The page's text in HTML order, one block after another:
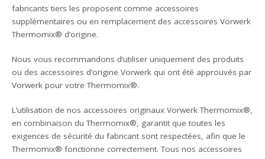
fabricants tiers les proposent comme accessoires
supplémentaires ou en remplacement des accessoires Vorwerk
Thermomix® d’origine.
Nous vous recommandons d’utiliser uniquement des produits
ou des accessoires d’origine Vorwerk qui ont été approuvés par
Vorwerk pour votre Thermomix®.
L’utilisation de nos accessoires originaux Vorwerk Thermomix®,
en combinaison du Thermomix®, garantit que toutes les
exigences de sécurité du fabricant sont respectées, afin que le
Thermomix® fonctionne correctement. Tous nos accessoires